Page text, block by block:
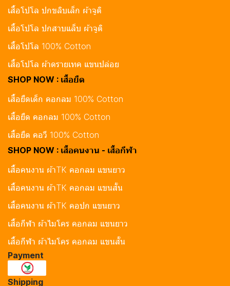
เสื้อโปโล ปกขลิบเล็ก ผ้าจูติ
เสื้อโปโล ปกสาบแล็บ ผ้าจูติ
เสื้อโปโล 100% Cotton
เสื้อโปโล ผ้าดรายเทค แขนปล่อย
SHOP NOW : เสื้อยืด
เสื้อยืดเด็ก คอกลม 100% Cotton
เสื้อยืด คอกลม 100% Cotton
เสื้อยืด คอวี 100% Cotton
SHOP NOW : เสื้อคนงาน - เสื้อกีฬา
เสื้อคนงาน ผ้าTK คอกลม แขนยาว
เสื้อคนงาน ผ้าTK คอกลม แขนสั้น
เสื้อคนงาน ผ้าTK คอปก แขนยาว
เสื้อกีฬา ผ้าไมโคร คอกลม แขนยาว
เสื้อกีฬา ผ้าไมโคร คอกลม แขนสั้น
Payment
Shipping